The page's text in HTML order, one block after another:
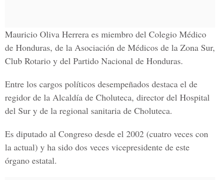
Mauricio Oliva Herrera es miembro del Colegio Médico
de Honduras, de la Asociación de Médicos de la Zona Sur,
Club Rotario y del Partido Nacional de Honduras.
Entre los cargos políticos desempeñados destaca el de
regidor de la Alcaldía de Choluteca, director del Hospital
del Sur y de la regional sanitaria de Choluteca.
Es diputado al Congreso desde el 2002 (cuatro veces con
la actual) y ha sido dos veces vicepresidente de este
órgano estatal.